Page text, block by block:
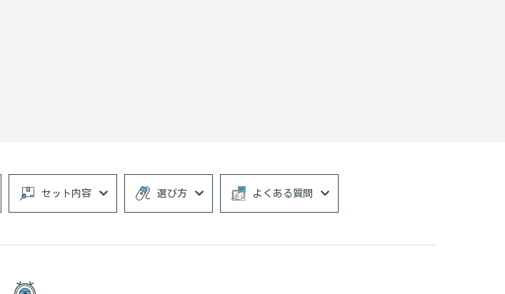
セット内容 選び方 よくある質問